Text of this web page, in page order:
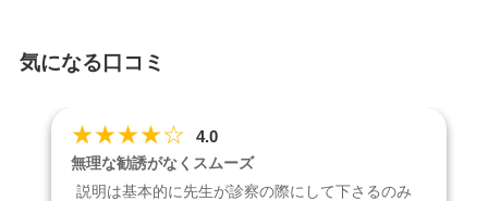
気になる口コミ
★★★★☆ 4.0
無理な勧誘がなくスムーズ
説明は基本的に先生が診察の際にして下さるのみ